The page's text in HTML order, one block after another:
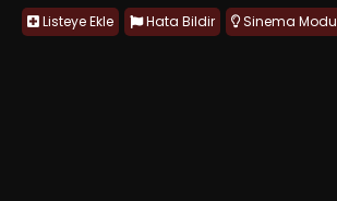
Listeye Ekle Hata Bildir Sinema Modu